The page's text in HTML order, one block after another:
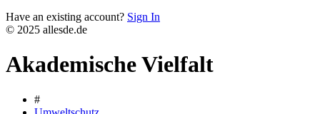
Have an existing account? Sign In
© 2025 allesde.de
Akademische Vielfalt
#